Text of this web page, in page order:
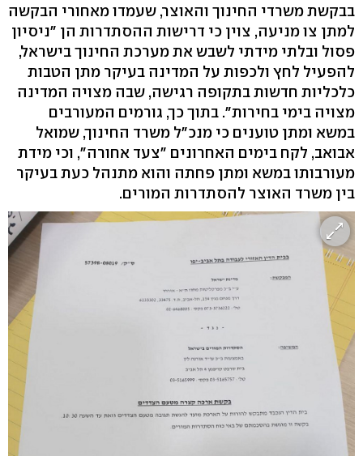
בבקשת משרדי החינוך והאוצר, שעמדו מאחורי הבקשה
למתן צו מניעה, צוין כי דרישות ההסתדרות הן "ניסיון
פסול ובלתי מידתי לשבש את מערכת החינוך בישראל,
להפעיל לחץ ולכפות על המדינה בעיקר מתן הטבות
כלכליות חדשות בתקופה רגישה, שבה מצויה המדינה
מצויה בימי בחירות". בתוך כך, גורמים המעורבים
במשא ומתן טוענים כי מנכ"ל משרד החינוך, שמואל
אבואב, לקח בימים האחרונים "צעד אחורה", וכי מידת
מעורבותו במשא ומתן פחתה והוא מתנהל כעת בעיקר
בין משרד האוצר להסתדרות המורים.